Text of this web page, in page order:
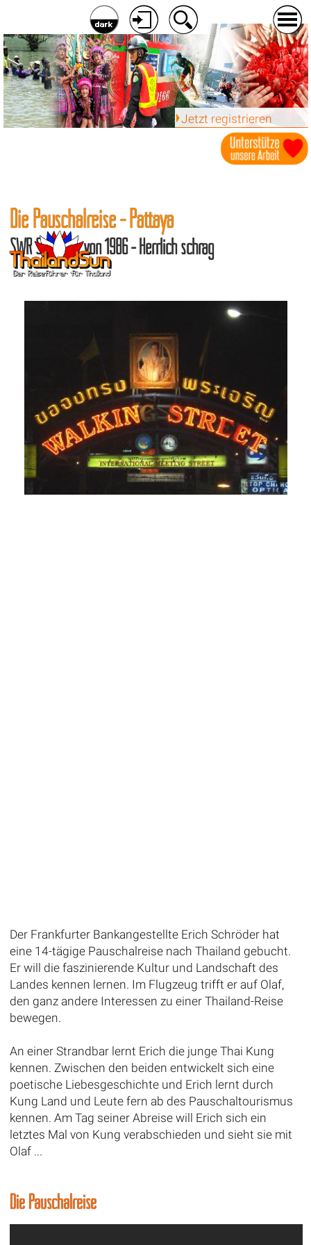
Jetzt registrieren
Die Pauschalreise - Pattaya
SWR Spielfilm von 1986 - Herrlich schräg
Der Frankfurter Bankangestellte Erich Schröder hat
eine 14-tägige Pauschalreise nach Thailand gebucht.
Er will die faszinierende Kultur und Landschaft des
Landes kennen lernen. Im Flugzeug trifft er auf Olaf,
den ganz andere Interessen zu einer Thailand-Reise
bewegen.
An einer Strandbar lernt Erich die junge Thai Kung
kennen. Zwischen den beiden entwickelt sich eine
poetische Liebesgeschichte und Erich lernt durch
Kung Land und Leute fern ab des Pauschaltourismus
kennen. Am Tag seiner Abreise will Erich sich ein
letztes Mal von Kung verabschieden und sieht sie mit
Olaf ...
Die Pauschalreise